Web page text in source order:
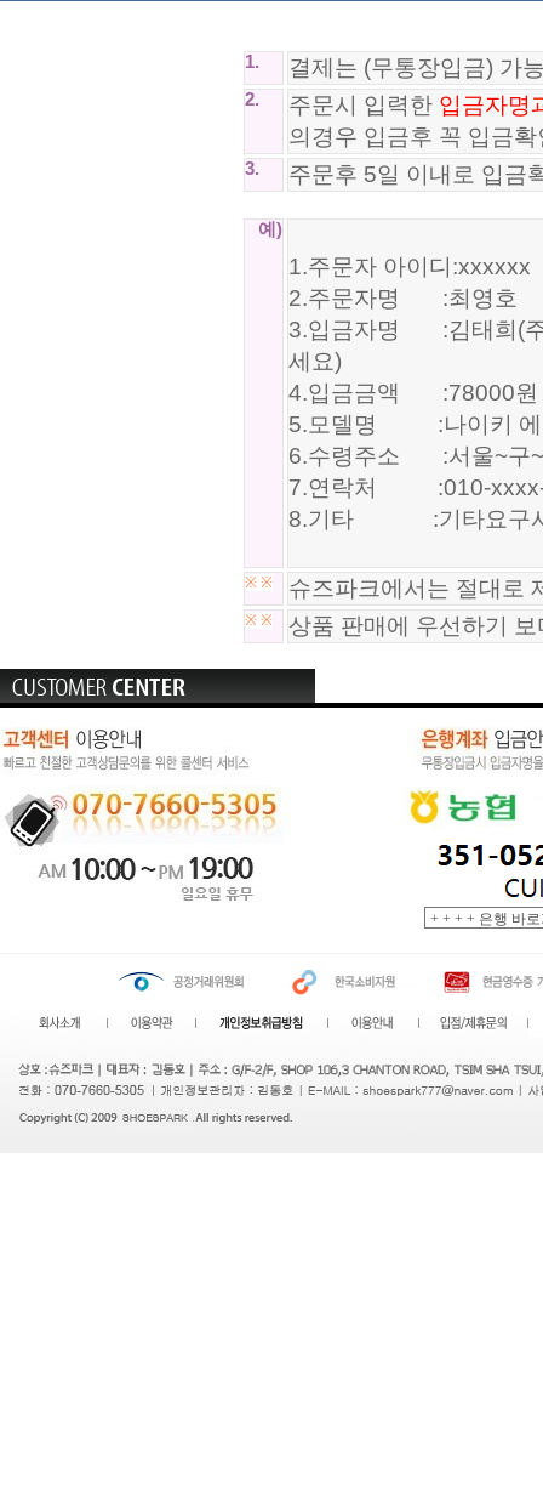
1. 결제는 (무통장입금) 가
2. 주문시 입력한 입금자명
의경우 입금후 꼭 입금
3. 주문후 5일 이내로 입금
예)
1.주문자 아이디:xxxxxx
2.주문자명 :최영호
3.입금자명 :김태희(주
세요)
4.입금금액 :78000원
5.모델명 :나이키 에
6.수령주소 :서울~구~
7.연락처 :010-
8.기타 :기타요구사
※ ※ 슈즈파크에서는 절대로
※ ※ 상품 판매에 우선하기